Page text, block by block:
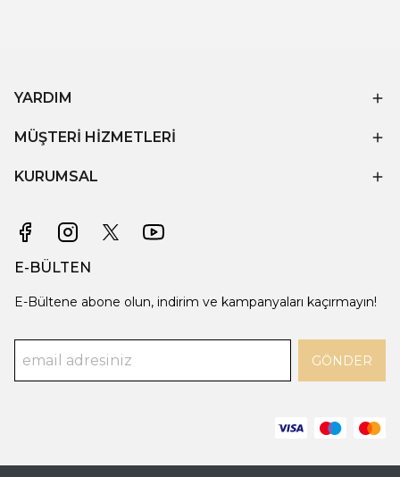
YARDIM
MÜŞTERİ HİZMETLERİ
KURUMSAL
E-BÜLTEN
E-Bültene abone olun, indirim ve kampanyaları kaçırmayın!
GÖNDER